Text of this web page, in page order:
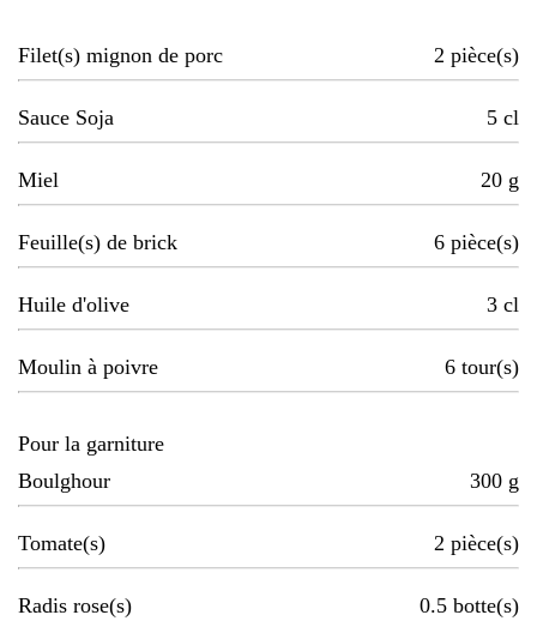
Filet(s) mignon de porc 2 pièce(s)
Sauce Soja 5 cl
Miel 20 g
Feuille(s) de brick 6 pièce(s)
Huile d'olive 3 cl
Moulin à poivre 6 tour(s)
Pour la garniture
Boulghour
300 g
Tomate(s) 2 pièce(s)
Radis rose(s) 0.5 botte(s)